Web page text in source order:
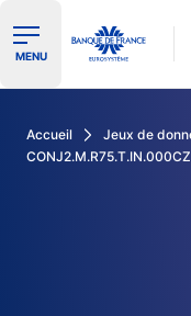
Ouvrir le menu de
MENU
Accueil Jeux de